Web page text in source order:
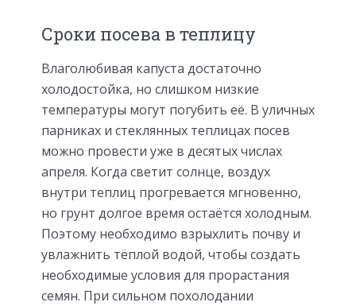
Сроки посева в теплицу
Влаголюбивая капуста достаточно
холодостойка, но слишком низкие
температуры могут погубить её. В уличных
парниках и стеклянных теплицах посев
можно провести уже в десятых числах
апреля. Когда светит солнце, воздух
внутри теплиц прогревается мгновенно,
но грунт долгое время остаётся холодным.
Поэтому необходимо взрыхлить почву и
увлажнить тёплой водой, чтобы создать
необходимые условия для прорастания
семян. При сильном похолодании